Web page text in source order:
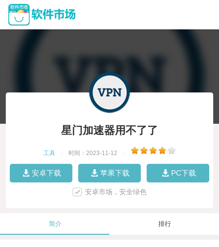
星门加速器用不了了
工具 时间：2023-11-12
安卓下载 苹果下载 PC下载
安卓市场，安全绿色
简介 排行